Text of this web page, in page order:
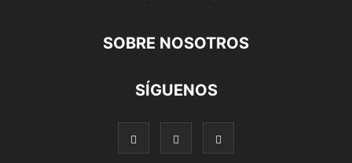
SOBRE NOSOTROS
SÍGUENOS